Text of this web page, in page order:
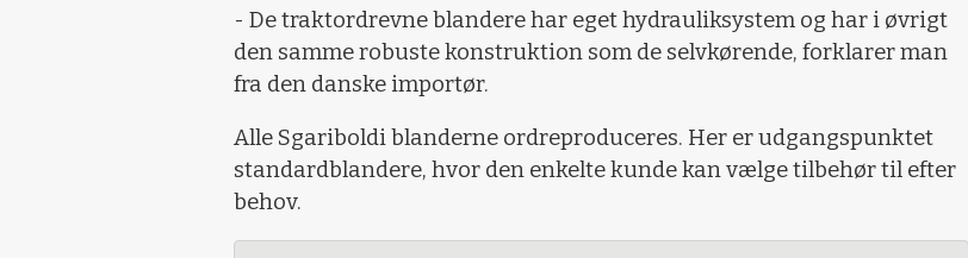
- De traktordrevne blandere har eget hydrauliksystem og har i øvrigt
den samme robuste konstruktion som de selvkørende, forklarer man
fra den danske importør.
Alle Sgariboldi blanderne ordreproduceres. Her er udgangspunktet
standardblandere, hvor den enkelte kunde kan vælge tilbehør til efter
behov.